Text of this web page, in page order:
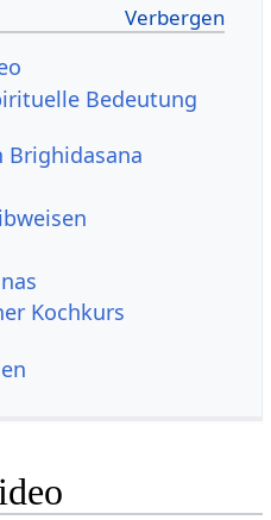
Bedeutung
Brighidasana
Kochkurs